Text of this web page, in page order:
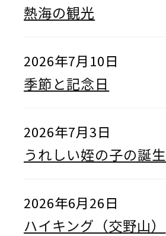
熱海の観光
2026年7月10日
季節と記念日
2026年7月3日
うれしい姪の子の誕生
2026年6月26日
ハイキング（交野山）